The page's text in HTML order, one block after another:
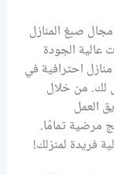
صبغ المنازل
الجودة
احترافية في
لك. من خلال
العمل
مرضية تمامًا.
فريدة لمنزلك!